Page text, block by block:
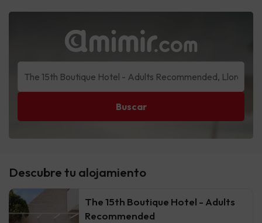
Descubre tu alojamiento
The 15th Boutique Hotel - Adults
Recommended
Buscar